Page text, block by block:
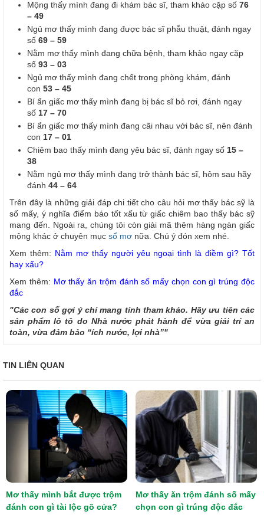
Mộng thấy mình đang đi khám bác sĩ, tham khảo cặp số 76
– 49
Ngủ mơ thấy mình đang được bác sĩ phẫu thuật, đánh ngay
số 69 – 59
Nằm mơ thấy mình đang chữa bệnh, tham khảo ngay cặp
số 93 – 03
Ngủ mơ thấy mình đang chết trong phòng khám, đánh
con 53 – 45
Bí ẩn giấc mơ thấy mình đang bị bác sĩ bỏ rơi, đánh ngay
số 17 – 70
Bí ẩn giấc mơ thấy mình đang cãi nhau với bác sĩ, nên đánh
con 17 – 01
Chiêm bao thấy mình đang yêu bác sĩ, đánh ngay số 15 –
38
Nằm ngủ mơ thấy mình đang trở thành bác sĩ, hôm sau hãy
đánh 44 – 64
Trên đây là những giải đáp chi tiết cho câu hỏi mơ thấy bác sỹ là
số mấy, ý nghĩa điểm báo tốt xấu từ giấc chiêm bao thấy bác sỹ
mang đến. Ngoài ra, chúng tôi còn giải mã thêm hàng ngàn giấc
mộng khác ở chuyên mục sổ mơ nữa. Chú ý đón xem nhé.
Xem thêm: Nằm mơ thấy người yêu ngoại tình là điềm gì? Tốt
hay xấu?
Xem thêm: Mơ thấy ăn trộm đánh số mấy chọn con gì trúng độc
đắc
"Các con số gợi ý chỉ mang tính tham khảo. Hãy ưu tiên các
sản phẩm lô tô do Nhà nước phát hành để vừa giải trí an
toàn, vừa đảm bảo “ích nước, lợi nhà”"
TIN LIÊN QUAN
Mơ thấy mình bắt được trộm
đánh con gì tài lộc gõ cửa?
Mơ thấy ăn trộm đánh số mấy
chọn con gì trúng độc đắc